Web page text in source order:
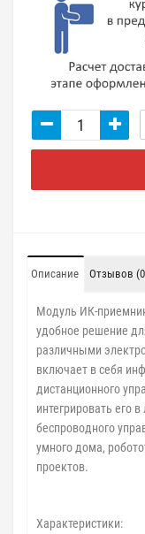
Описание Отзывов
Модуль ИК-
удобное решение
различными
включает в себя
дистанционного
интегрировать его
беспроводного
умного дома,
проектов.
Характеристики: